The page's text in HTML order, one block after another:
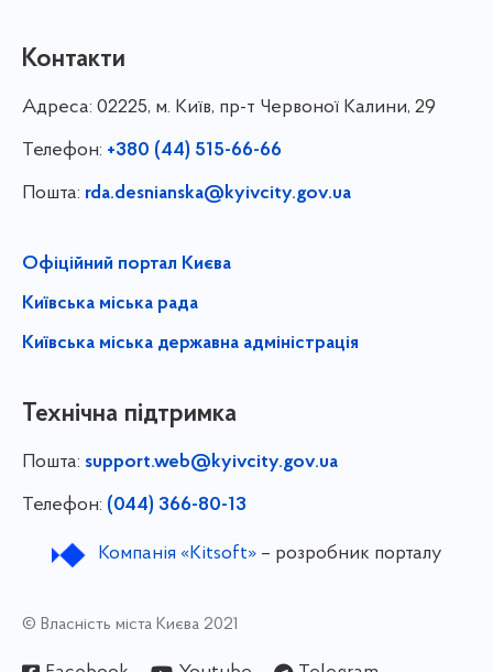
Контакти
Адреса: 02225, м. Київ, пр-т Червоної Калини, 29
Телефон: +380 (44) 515-66-66
Пошта: rda.desnianska@kyivcity.gov.ua
Офіційний портал Києва
Київська міська рада
Київська міська державна адміністрація
Технічна підтримка
Пошта: support.web@kyivcity.gov.ua
Телефон: (044) 366-80-13
Компанія «Kitsoft»– розробник порталу
© Власність міста Києва 2021